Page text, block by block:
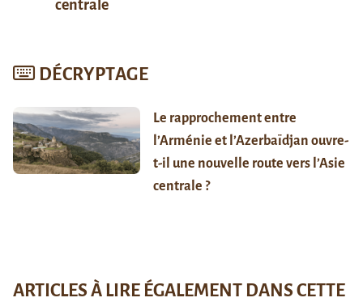
centrale
DÉCRYPTAGE
Le rapprochement entre
l’Arménie et l’Azerbaïdjan ouvre-
t-il une nouvelle route vers l’Asie
centrale ?
ARTICLES À LIRE ÉGALEMENT DANS CETTE